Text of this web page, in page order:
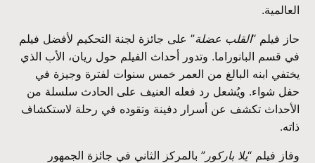
العالمية.
حاز فيلم “القلب عضلة” على جائزة لجنة التحكيم لأفضل فيلم
في قسم البانوراما. وتدور أحداث الفيلم حول ريان، الأب الذي
يختفي ابنه البالغ من العمر خمس سنوات لفترة وجيزة في
حفل شواء. ويُشعل رد فعله العنيف على الحادث سلسلة من
الأحداث تكشف عن أسرار دفينة وتقوده في رحلة لاستكشاف
ذاته.
وفاز فيلم “يلا باركور” بالمركز الثاني في جائزة الجمهور